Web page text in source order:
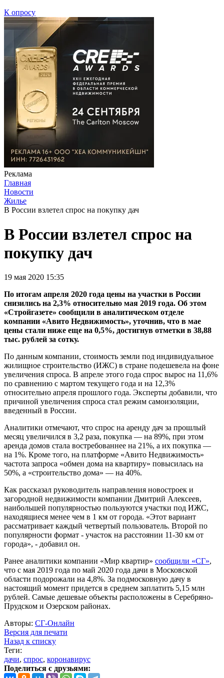
К опросу
Реклама
Главная
Новости
Жилье
В России взлетел спрос на покупку дач
В России взлетел спрос на
покупку дач
19 мая 2020 15:35
По итогам апреля 2020 года цены на участки в России
снизились на 2,3% относительно мая 2019 года. Об этом
«Стройгазете» сообщили в аналитическом отделе
компании «Авито Недвижимость», уточнив, что в мае
цены стали ниже еще на 0,5%, достигнув отметки в 38,88
тыс. рублей за сотку.
По данным компании, стоимость земли под индивидуальное
жилищное строительство (ИЖС) в стране подешевела на фоне
увеличения спроса. В апреле этого года спрос вырос на 11,6%
по сравнению с мартом текущего года и на 12,3%
относительно апреля прошлого года. Эксперты добавили, что
причиной увеличения спроса стал режим самоизоляции,
введенный в России.
Аналитики отмечают, что спрос на аренду дач за прошлый
месяц увеличился в 3,2 раза, покупка — на 89%, при этом
аренда домов стала востребованнее на 21%, а их покупка —
на 1%. Кроме того, на платформе «Авито Недвижимость»
частота запроса «обмен дома на квартиру» повысилась на
50%, а «строительство дома» — на 40%.
Как рассказал руководитель направления новостроек и
загородной недвижимости компании Дмитрий Алексеев,
наибольшей популярностью пользуются участки под ИЖС,
находящиеся менее чем в 1 км от города. «Этот вариант
рассматривает каждый четвертый пользователь. Второй по
популярности формат - участок на расстоянии 11-30 км от
города», - добавил он.
Ранее аналитики компании «Мир квартир» сообщили «СГ»,
что с мая 2019 года по май 2020 года дачи в Московской
области подорожали на 4,8%. За подмосковную дачу в
настоящий момент придется в среднем заплатить 5,15 млн
рублей. Самые дешевые объекты расположены в Серебряно-
Прудском и Озерском районах.
Авторы: СГ-Онлайн
Версия для печати
Назад к списку
Теги:
дачи, спрос, коронавирус
Поделиться с друзьями: